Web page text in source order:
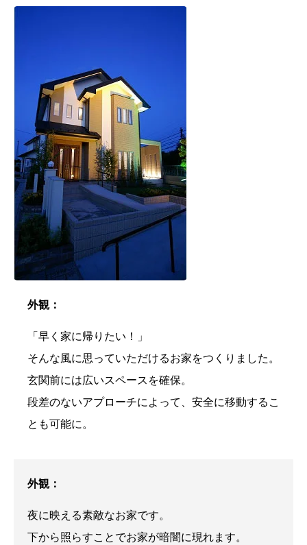
外観：
「早く家に帰りたい！」
そんな風に思っていただけるお家をつくりました。
玄関前には広いスペースを確保。
段差のないアプローチによって、安全に移動するこ
とも可能に。
外観：
夜に映える素敵なお家です。
下から照らすことでお家が暗闇に現れます。